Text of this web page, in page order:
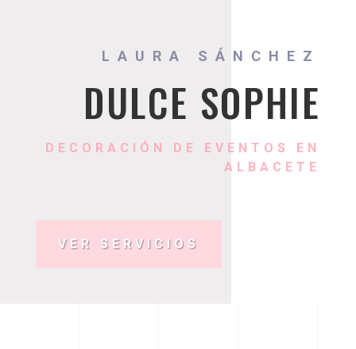
LAURA SÁNCHEZ
DULCE SOPHIE
DECORACIÓN DE EVENTOS EN
ALBACETE
VER SERVICIOS